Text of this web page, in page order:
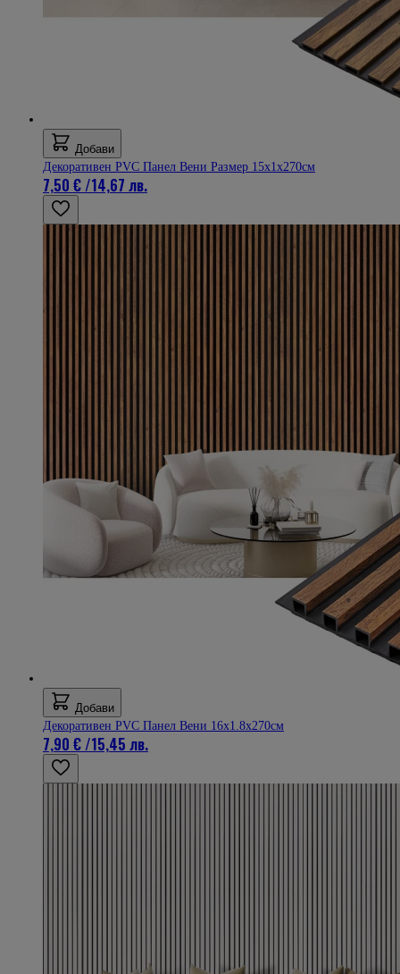
Добави
Декоративен PVC Панел Вени Размер 15х1х270см
7,50 €/14,67 лв.
Добави
Декоративен PVC Панел Вени 16х1.8х270см
7,90 €/15,45 лв.